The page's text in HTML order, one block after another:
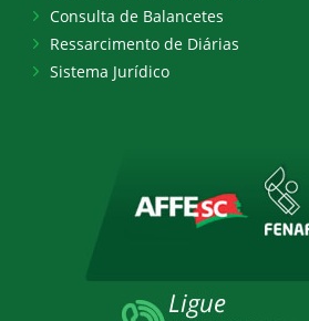
Consulta de Balancetes
Ressarcimento de Diárias
Sistema Jurídico